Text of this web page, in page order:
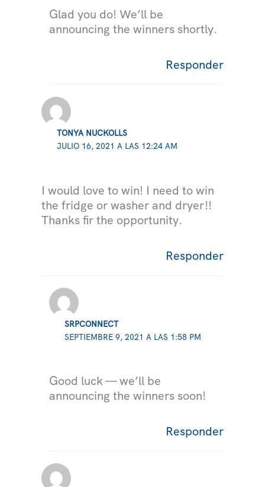
Glad you do! We’ll be
announcing the winners shortly.
Responder
TONYA NUCKOLLS
JULIO 16, 2021 A LAS 12:24 AM
I would love to win! I need to win
the fridge or washer and dryer!!
Thanks fir the opportunity.
Responder
SRPCONNECT
SEPTIEMBRE 9, 2021 A LAS 1:58 PM
Good luck — we’ll be
announcing the winners soon!
Responder